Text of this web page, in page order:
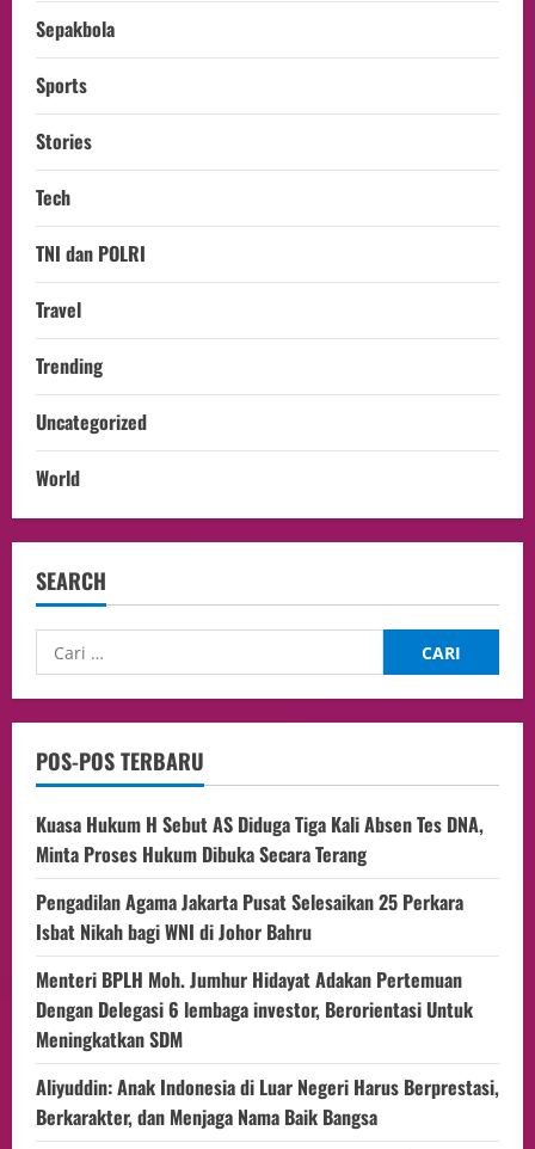
Sepakbola
Sports
Stories
Tech
TNI dan POLRI
Travel
Trending
Uncategorized
World
SEARCH
POS-POS TERBARU
Kuasa Hukum H Sebut AS Diduga Tiga Kali Absen Tes DNA,
Minta Proses Hukum Dibuka Secara Terang
Pengadilan Agama Jakarta Pusat Selesaikan 25 Perkara
Isbat Nikah bagi WNI di Johor Bahru
Menteri BPLH Moh. Jumhur Hidayat Adakan Pertemuan
Dengan Delegasi 6 lembaga investor, Berorientasi Untuk
Meningkatkan SDM
Aliyuddin: Anak Indonesia di Luar Negeri Harus Berprestasi,
Berkarakter, dan Menjaga Nama Baik Bangsa